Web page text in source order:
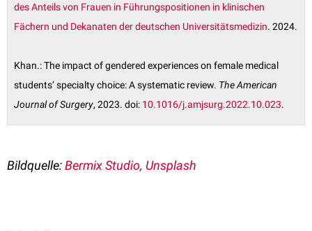
des Anteils von Frauen in Führungspositionen in klinischen
Fächern und Dekanaten der deutschen Universitätsmedizin. 2024.
Khan.: The impact of gendered experiences on female medical
students’ specialty choice: A systematic review. The American
Journal of Surgery, 2023. doi: 10.1016/j.amjsurg.2022.10.023.
Bildquelle:Bermix Studio, Unsplash